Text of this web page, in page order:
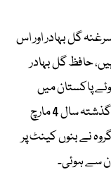
گل بہادر اور اس
حافظ گل بہادر
پاکستان میں
دہشت گردی اور فتنہ انگیزی میں ملوث ہے، گذشتہ سال 4 مارچ
نے بنوں کینٹ پر
سے ہوئی۔